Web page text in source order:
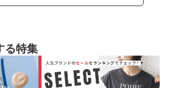
る特集